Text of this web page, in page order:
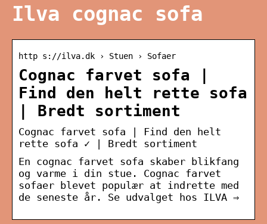
Ilva cognac sofa
http s://ilva.dk › Stuen › Sofaer
Cognac farvet sofa |
Find den helt rette sofa
| Bredt sortiment
Cognac farvet sofa | Find den helt
rette sofa ✓ | Bredt sortiment
En cognac farvet sofa skaber blikfang
og varme i din stue. Cognac farvet
sofaer blevet populær at indrette med
de seneste år. Se udvalget hos ILVA ⇒